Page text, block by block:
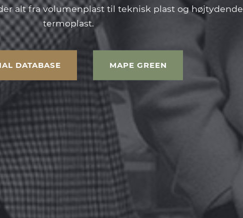
alt fra volumenplast til teknisk plast og højtydende
termoplast.
DATABASE MAPE GREEN